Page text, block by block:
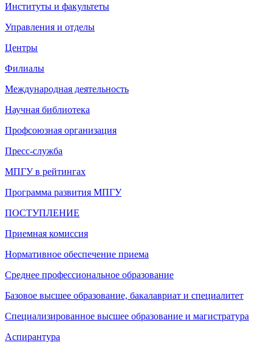
Институты и факультеты
Управления и отделы
Центры
Филиалы
Международная деятельность
Научная библиотека
Профсоюзная организация
Пресс-служба
МПГУ в рейтингах
Программа развития МПГУ
ПОСТУПЛЕНИЕ
Приемная комиссия
Нормативное обеспечение приема
Среднее профессиональное образование
Базовое высшее образование, бакалавриат и специалитет
Специализированное высшее образование и магистратура
Аспирантура